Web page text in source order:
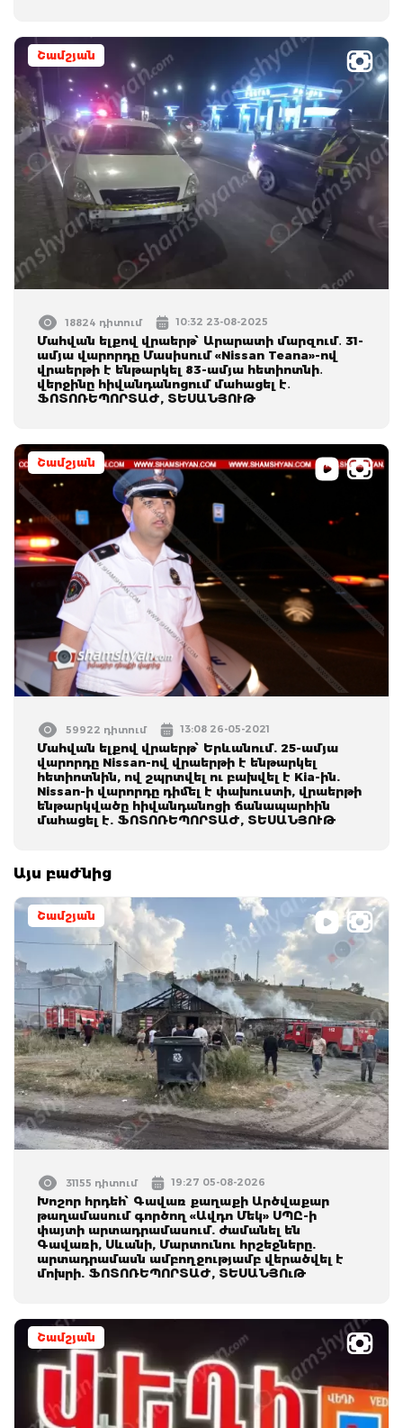
Շամշյան
18824 դիտում 10:32 23-08-2025
Մահվան ելքով վրաերթ՝ Արարատի մարզում․ 31-
ամյա վարորդը Մասիսում «Nissan Teana»-ով
վրաերթի է ենթարկել 83-ամյա հետիոտնի․
վերջինը հիվանդանոցում մահացել է․
ՖՈՏՈՌԵՊՈՐՏԱԺ, ՏԵՍԱՆՅՈՒԹ
Շամշյան
59922 դիտում 13:08 26-05-2021
Մահվան ելքով վրաերթ՝ Երևանում. 25-ամյա
վարորդը Nissan-ով վրաերթի է ենթարկել
հետիոտնին, ով շպրտվել ու բախվել է Kia-ին.
Nissan-ի վարորդը դիմել է փախուստի, վրաերթի
ենթարկվածը հիվանդանոցի ճանապարհին
մահացել է. ՖՈՏՈՌԵՊՈՐՏԱԺ, ՏԵՍԱՆՅՈՒԹ
Այս բաժնից
Շամշյան
31155 դիտում 19:27 05-08-2026
Խոշոր հրդեհ՝ Գավառ քաղաքի Արծվաքար
թաղամասում գործող «Ավդո Մեկ» ՍՊԸ-ի
փայտի արտադրամասում. ժամանել են
Գավառի, Սևանի, Մարտունու հրշեջները.
արտադրամասն ամբողջությամբ վերածվել է
մոխրի. ՖՈՏՈՌԵՊՈՐՏԱԺ, ՏԵՍԱՆՅՈւԹ
Շամշյան